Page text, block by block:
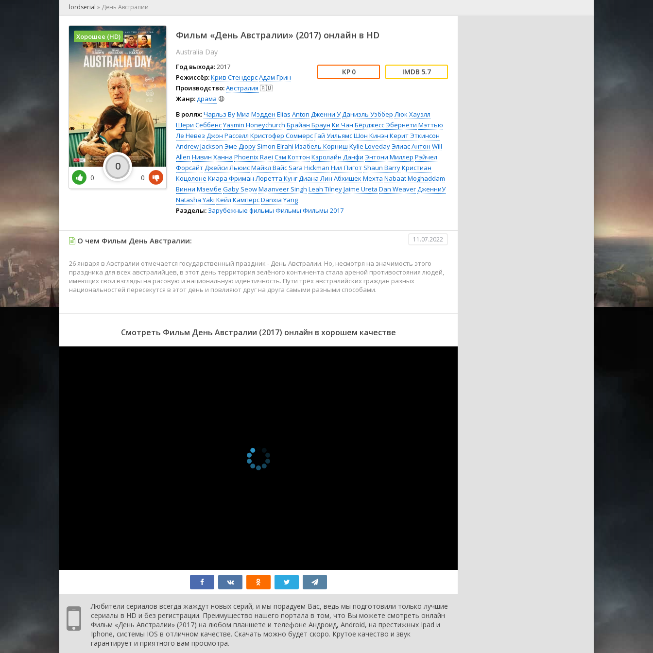
🕺 Мюзикл
👨‍💼 Новости
🎒 Приключения
👨‍💻 Реальное тв
🎤 Ток-шоу
😱 Ужасы
🧙‍♀️ Фантастика
🤠 Фильм-нуар
🧝‍♂️ Фэнтези
🏅 Церемония
lordserial » День Австралии
Фильм «День Австралии» (2017) онлайн в HD
Australia Day
Год выхода:2017
Режиссёр:Крив СтендерсАдам Грин
Производство:Австралия 🇦🇺
Жанр:драма 😫
0 5.7
В ролях:Чарльз ВуМиа Мэдден Elias Anton Дженни УДаниэль Уэббер Люк Хауэлл
Шери СеббенсYasmin Honeychurch Брайан Браун Ки Чан Бёрджесс Эбернети Мэттью
Ле Невез Джон Расселл Кристофер СоммерсГай УильямсШон Кинэн Керит Эткинсон
Andrew Jackson Эме Дюру Simon Elrahi Изабель Корниш Kylie LovedayЭлиас Антон Will
Allen Нивин Ханна Phoenix Raei Сэм Коттон Кэролайн Данфи Энтони Миллер Рэйчел
ФорсайтДжейси ЛьюисМайкл Вайс Sara Hickman Нил Пигот Shaun BarryКристиан
Коцолоне Киара Фриман Лоретта КунгДиана Лин Абхишек Мехта Nabaat Moghaddam
Винни Мзембе Gaby SeowMaanveer Singh Leah TilneyJaime Ureta Dan WeaverДженниУ
Natasha Yaki Кейл КамперсDanxia Yang
Разделы: Зарубежные фильмы Фильмы Фильмы 2017
Хорошее (HD)
0
0
0
О чем Фильм День Австралии: 11.07.2022
26 января в Австралии отмечается государственный праздник - День Австралии. Но, несмотря на значимость этого
праздника для всех австралийцев, в этот день территория зелёного континента стала ареной противостояния людей,
имеющих свои взгляды на расовую и национальную идентичность. Пути трёх австралийских граждан разных
национальностей пересекутся в этот день и повлияют друг на друга самыми разными способами.
Смотреть Фильм День Австралии (2017) онлайн в хорошем качестве
Любители сериалов всегда жаждут новых серий, и мы порадуем Вас, ведь мы подготовили только лучшие
сериалы в HD и без регистрации. Преимущество нашего портала в том, что Вы можете смотреть онлайн
Фильм «День Австралии» (2017) на любом планшете и телефоне Андроид, Android, на престижных Ipad и
Iphone, системы IOS в отличном качестве. Скачать можно будет скоро. Крутое качество и звук
гарантирует и приятного вам просмотра.